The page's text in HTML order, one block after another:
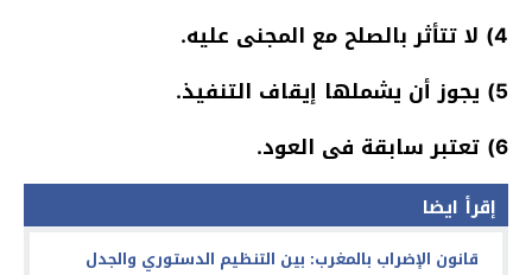
4) لا تتأثر بالصلح مع المجنى عليه.
5) يجوز أن يشملها إيقاف التنفيذ.
6) تعتبر سابقة فى العود.
إقرأ ايضا
قانون الإضراب بالمغرب: بين التنظيم الدستوري والجدل